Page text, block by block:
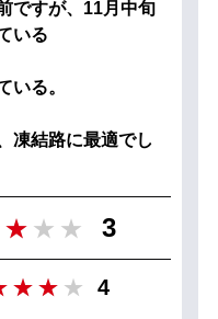
ですが、11月中旬
いる
いる。
凍結路に最適でし
3
4